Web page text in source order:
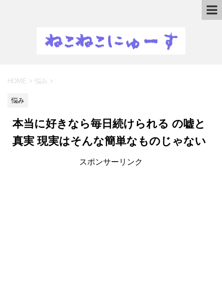
HOME > 悩み >
悩み
本当に好きなら毎日続けられる の嘘と
真実 現実はそんな簡単なものじゃない
スポンサーリンク